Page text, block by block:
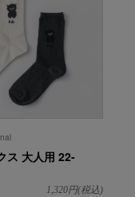
ス 大人用 22-
1,320円(税込)